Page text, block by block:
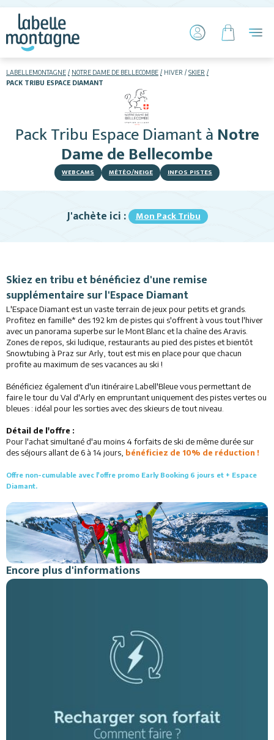
LABELLEMONTAGNE NOTRE DAME DE BELLECOMBE HIVER
SKIER
PACK TRIBU ESPACE DIAMANT
Pack Tribu Espace Diamantà Notre
Dame de Bellecombe
WEBCAMS MÉTÉO/NEIGE INFOS PISTES
Skier
Hébergements
Restaurants
Animations
Services
J'achète ici : Mon Pack Tribu
Skiez en tribu et bénéficiez d'une remise
supplémentaire surl'Espace Diamant
L'Espace Diamant est un vaste terrain de jeux pour petits et grands.
Profitez en famille* des 192 km de pistes qui s'offrent à vous tout l'hiver
avec un panorama superbe sur le Mont Blanc et la chaîne des Aravis.
Zones de repos, ski ludique, restaurants au pied des pistes et bientôt
Snowtubing à Praz sur Arly, tout est mis en place pour que chacun
profite au maximum de ses vacances au ski !
Bénéficiez également d'un itinéraire Labell'Bleue vous permettant de
faire le tour du Val d'Arly en empruntant uniquement des pistes vertes ou
bleues : idéal pour les sorties avec des skieurs de tout niveau.
Détail de l'offre :
Pour l'achat simultané d'au moins 4 forfaits de ski de même durée sur
des séjours allant de 6 à 14 jours, bénéficiez de 10% de réduction !
Offre non-cumulable avec l'offre promo Early Booking 6 jours et + Espace
Diamant.
Encore plus d'informations